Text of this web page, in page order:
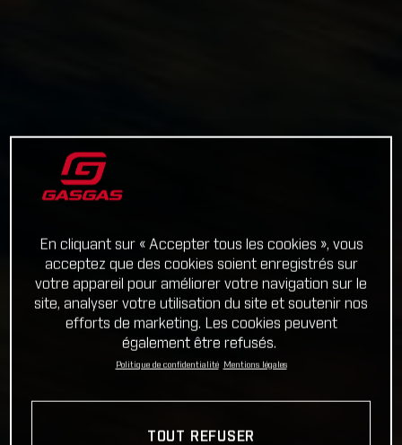
En cliquant sur « Accepter tous les cookies », vous
acceptez que des cookies soient enregistrés sur
votre appareil pour améliorer votre navigation sur le
site, analyser votre utilisation du site et soutenir nos
efforts de marketing. Les cookies peuvent
également être refusés.
Politique de confidentialité Mentions légales
TOUT REFUSER